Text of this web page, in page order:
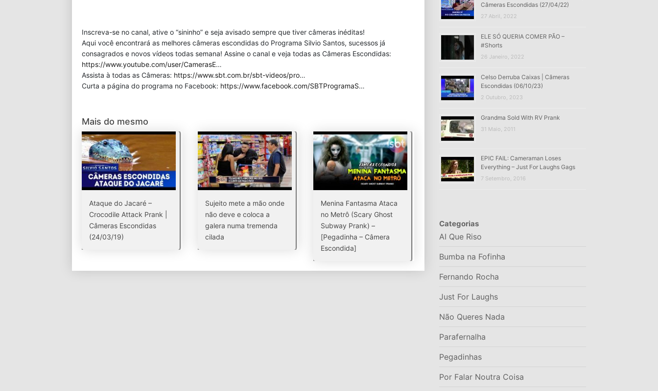
Inscreva-se no canal, ative o “sininho” e seja avisado sempre que tiver câmeras inéditas!
Aqui você encontrará as melhores câmeras escondidas do Programa Silvio Santos, sucessos já
consagrados e novos vídeos todas semana! Assine o canal e veja todas as Câmeras Escondidas:
https://www.youtube.com/user/CamerasE…
Assista à todas as Câmeras: https://www.sbt.com.br/sbt-videos/pro…
Curta a página do programa no Facebook: https://www.facebook.com/SBTProgramaS…
Mais do mesmo
Ataque do Jacaré –
Crocodile Attack Prank |
Câmeras Escondidas
(24/03/19)
Sujeito mete a mão onde
não deve e coloca a
galera numa tremenda
cilada
Menina Fantasma Ataca
no Metrô (Scary Ghost
Subway Prank) –
[Pegadinha – Câmera
Escondida]
Câmeras Escondidas (27/04/22)
27 Abril, 2022
ELE SÓ QUERIA COMER PÃO –
#Shorts
26 Janeiro, 2022
Celso Derruba Caixas | Câmeras
Escondidas (06/10/23)
2 Outubro, 2023
Grandma Sold With RV Prank
31 Maio, 2011
EPIC FAIL: Cameraman Loses
Everything – Just For Laughs Gags
7 Setembro, 2016
Categorias
AI Que Riso
Bumba na Fofinha
Fernando Rocha
Just For Laughs
Não Queres Nada
Parafernalha
Pegadinhas
Por Falar Noutra Coisa